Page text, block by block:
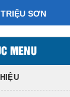
SƠN
MENU